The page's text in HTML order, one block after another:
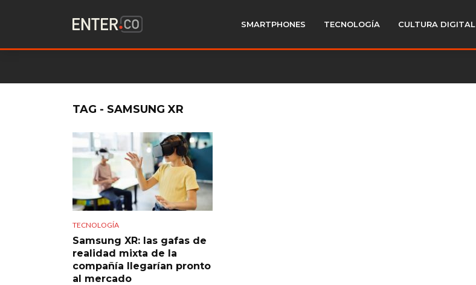
SMARTPHONES TECNOLOGÍA CULTURA DIGITAL
TAG - SAMSUNG XR
TECNOLOGÍA
Samsung XR: las gafas de
realidad mixta de la
compañía llegarían pronto
al mercado